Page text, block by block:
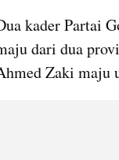
kader Partai
dari dua
Zaki maju